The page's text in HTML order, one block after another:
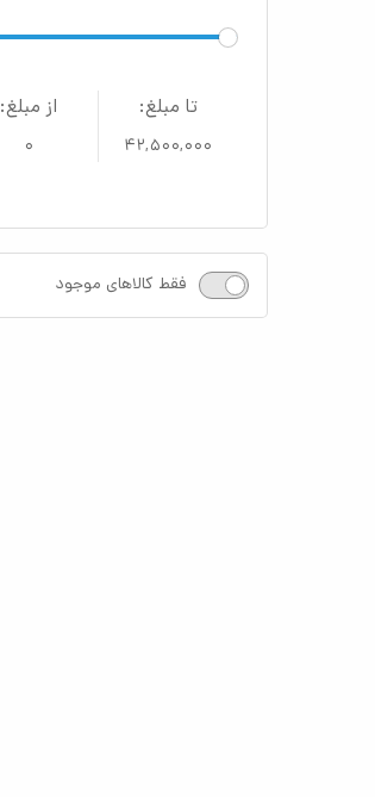
از مبلغ:
۰
تا مبلغ:
۴۲,۵۰۰,۰۰۰
فقط کالاهای موجود